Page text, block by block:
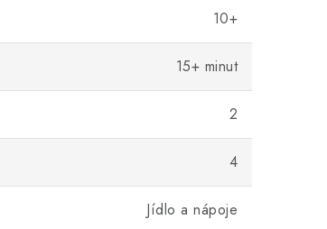
10+
15+ minut
2
4
Jídlo a nápoje